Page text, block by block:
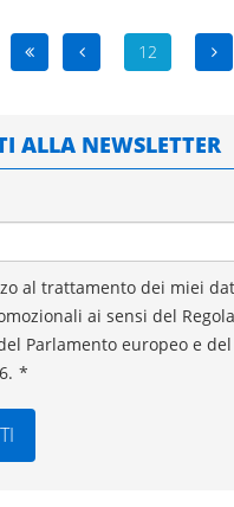
12
ALLA NEWSLETTER
al trattamento dei miei
ai sensi del
Parlamento europeo e
*